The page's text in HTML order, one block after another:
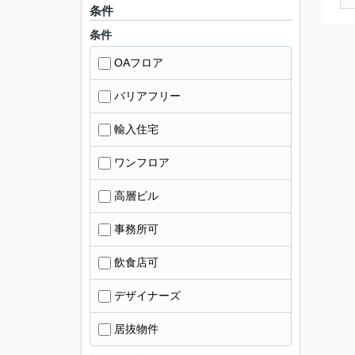
条件
条件
OAフロア
バリアフリー
輸入住宅
ワンフロア
高層ビル
事務所可
飲食店可
デザイナーズ
居抜物件